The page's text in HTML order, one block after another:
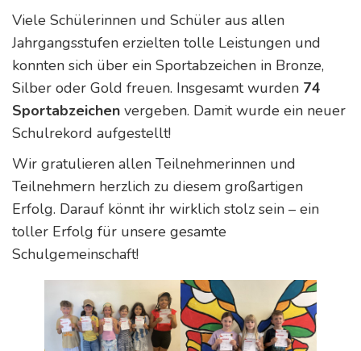
Viele Schülerinnen und Schüler aus allen
Jahrgangsstufen erzielten tolle Leistungen und
konnten sich über ein Sportabzeichen in Bronze,
Silber oder Gold freuen. Insgesamt wurden 74
Sportabzeichen vergeben. Damit wurde ein neuer
Schulrekord aufgestellt!
Wir gratulieren allen Teilnehmerinnen und
Teilnehmern herzlich zu diesem großartigen
Erfolg. Darauf könnt ihr wirklich stolz sein – ein
toller Erfolg für unsere gesamte
Schulgemeinschaft!